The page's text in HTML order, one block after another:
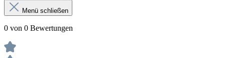
Menü schließen
0 von 0 Bewertungen